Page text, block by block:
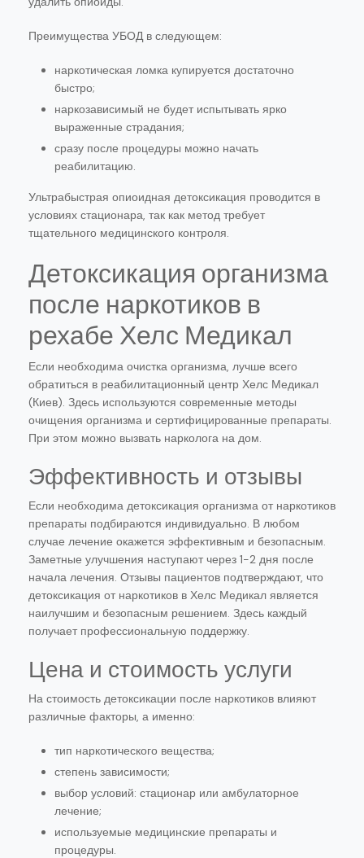
Преимущества УБОД в следующем:
наркотическая ломка купируется достаточно
быстро;
наркозависимый не будет испытывать ярко
выраженные страдания;
сразу после процедуры можно начать
реабилитацию.
Ультрабыстрая опиоидная детоксикация проводится в
условиях стационара, так как метод требует
тщательного медицинского контроля.
Детоксикация организма
после наркотиков в
рехабе Хелс Медикал
Если необходима очистка организма, лучше всего
обратиться в реабилитационный центр Хелс Медикал
(Киев). Здесь используются современные методы
очищения организма и сертифицированные препараты.
При этом можно вызвать нарколога на дом.
Эффективность и отзывы
Если необходима детоксикация организма от наркотиков
препараты подбираются индивидуально. В любом
случае лечение окажется эффективным и безопасным.
Заметные улучшения наступают через 1-2 дня после
начала лечения. Отзывы пациентов подтверждают, что
детоксикация от наркотиков в Хелс Медикал является
наилучшим и безопасным решением. Здесь каждый
получает профессиональную поддержку.
Цена и стоимость услуги
На стоимость детоксикации после наркотиков влияют
различные факторы, а именно:
тип наркотического вещества;
степень зависимости;
выбор условий: стационар или амбулаторное
лечение;
используемые медицинские препараты и
процедуры.